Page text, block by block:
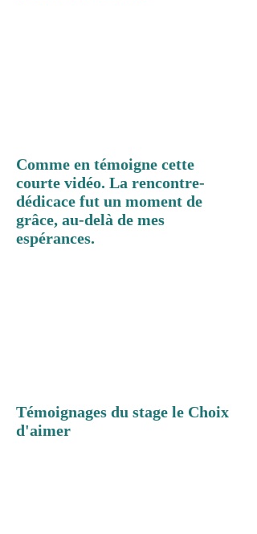
Comme en témoigne cette
courte vidéo. La rencontre-
dédicace fut un moment de
grâce, au-delà de mes
espérances.
Témoignages du stage le Choix
d'aimer